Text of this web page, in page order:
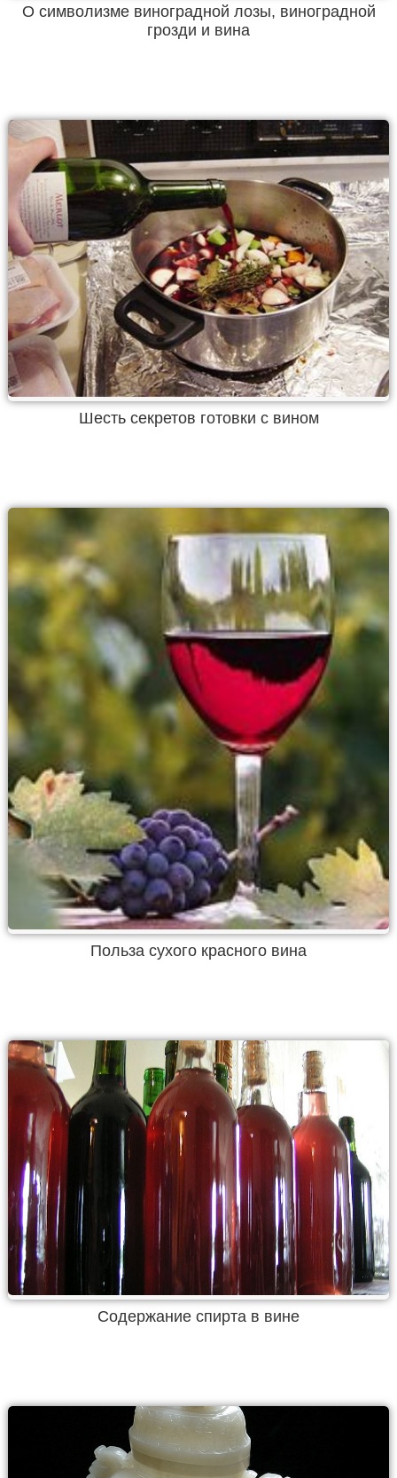
О символизме виноградной лозы, виноградной
грозди и вина
Шесть секретов готовки с вином
Польза сухого красного вина
Содержание спирта в вине